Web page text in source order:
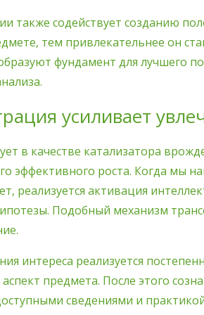
также содействует созданию
тем привлекательнее он
фундамент для лучшего
усиливает
в качестве катализатора
эффективного роста. Когда мы
реализуется активация
Подобный механизм
интереса реализуется
предмета. После этого
сведениями и